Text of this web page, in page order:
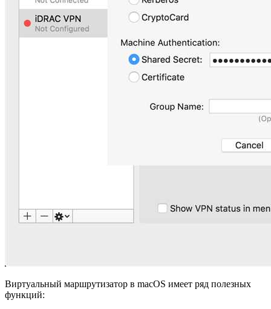
Виртуальный маршрутизатор в macOS имеет ряд полезных
функций: